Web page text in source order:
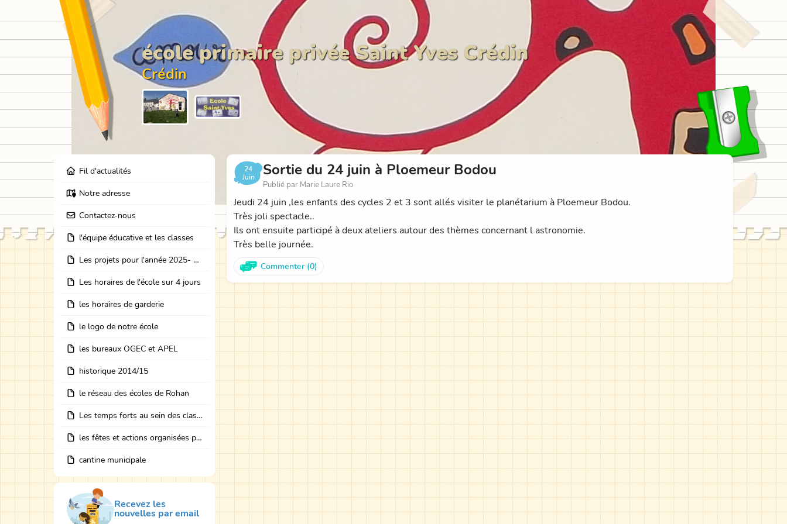
école primaire privée Saint Yves Crédin
Crédin
Fil d'actualités
Notre adresse
Contactez-nous
l'équipe éducative et les classes
Les projets pour l'année 2025- 2026: école dehors, journées partage des classes, et coopération avec les résidents de l'EHPAD
Les horaires de l'école sur 4 jours
les horaires de garderie
le logo de notre école
les bureaux OGEC et APEL
historique 2014/15
le réseau des écoles de Rohan
Les temps forts au sein des classes avec des intervenants
les fêtes et actions organisées par les bureaux
cantine municipale
Recevez les
nouvelles par email
24
Juin
Sortie du 24 juin à Ploemeur Bodou
Publié par Marie Laure Rio
Jeudi 24 juin ,les enfants des cycles 2 et 3 sont allés visiter le planétarium à Ploemeur Bodou.
Très joli spectacle..
Ils ont ensuite participé à deux ateliers autour des thèmes concernant l astronomie.
Très belle journée.
Commenter (0)